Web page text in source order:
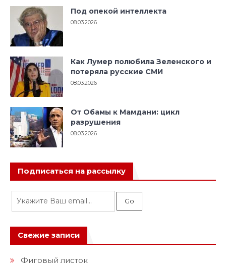
Под опекой интеллекта
08.03.2026
Как Лумер полюбила Зеленского и
потеряла русские СМИ
08.03.2026
От Обамы к Мамдани: цикл
разрушения
08.03.2026
Подписаться на рассылку
Свежие записи
Фиговый листок